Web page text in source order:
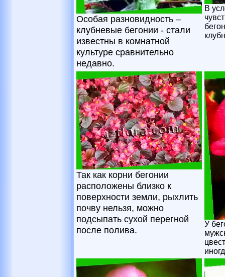
Особая разновидность –
клубневые бегонии - стали
известны в комнатной
культуре сравнительно
недавно.
В
Так как корни бегонии
расположены близко к
поверхности земли, рыхлить
почву нельзя, можно
подсыпать сухой перегной
после полива.
У